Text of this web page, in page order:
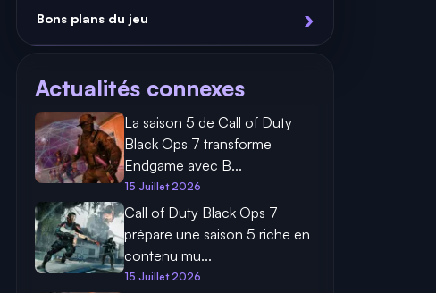
Bons plans du jeu
Actualités connexes
La saison 5 de Call of Duty
Black Ops 7 transforme
Endgame avec B...
15 Juillet 2026
Call of Duty Black Ops 7
prépare une saison 5 riche en
contenu mu...
15 Juillet 2026